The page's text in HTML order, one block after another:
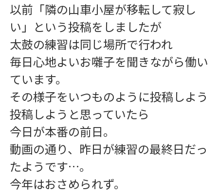
学習指導
インフォメーション
以前「隣の山車小屋が移転して寂し
い」という投稿をしましたが
太鼓の練習は同じ場所で行われ
毎日心地よいお囃子を聞きながら働い
ています。
その様子をいつものように投稿しよう
投稿しようと思っていたら
今日が本番の前日。
動画の通り、昨日が練習の最終日だっ
たようです…。
今年はおさめられず。